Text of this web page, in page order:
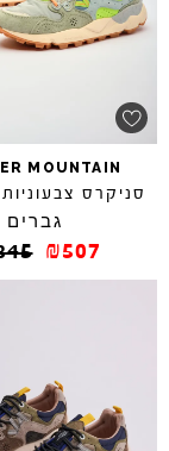
MOUNTAIN
סניקרס צבעוניות
גברים
₪507